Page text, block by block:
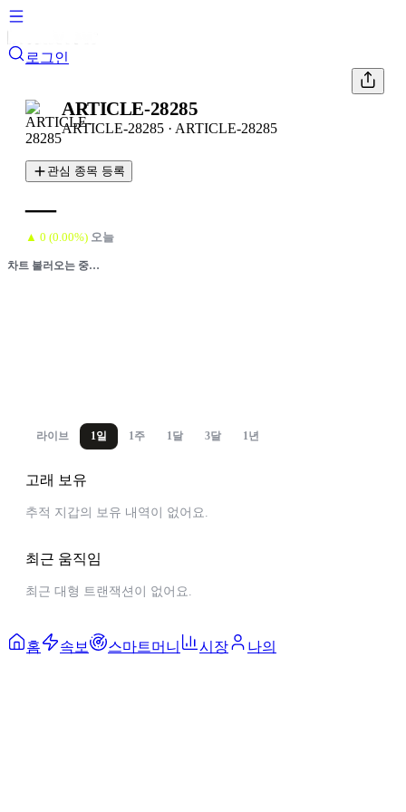
로그인
ARTICLE-28285
ARTICLE-28285 · ARTICLE-28285
관심 종목 등록
—
▲ 0 (0.00%) 오늘
차트 불러오는 중…
라이브 1일 1주 1달 3달 1년
고래 보유
추적 지갑의 보유 내역이 없어요.
최근 움직임
최근 대형 트랜잭션이 없어요.
홈 속보 스마트머니 시장 나의